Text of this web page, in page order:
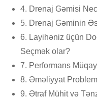
4. Drenaj Gəmisi
5. Drenaj Gəminin
6. Layihəniz üçün
Seçmək olar?
7. Performans
8. Əməliyyat
9. Ətraf Mühit və